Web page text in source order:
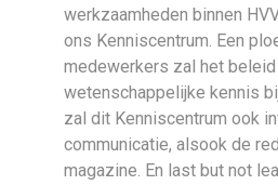
werkzaamheden binnen
ons Kenniscentrum. Een
medewerkers zal het
wetenschappelijke kennis
zal dit Kenniscentrum ook
communicatie, alsook de
magazine. En last but not